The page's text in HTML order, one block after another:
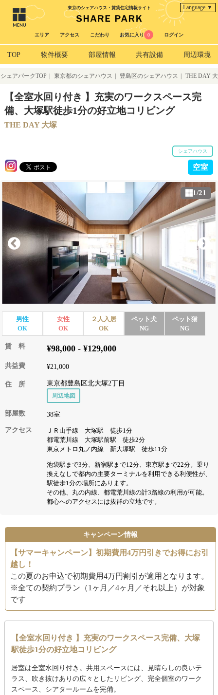
東京のシェアハウス・賃貸住宅情報サイト Language ▼
エリア アクセス こだわり お気に入り 0 ログイン
TOP 物件概要 部屋情報 共有設備 周辺環境
シェアパークTOP 東京都のシェアハウス 豊島区のシェアハウス THE DAY 大
塚
【全室水回り付き 】充実のワークスペース完
備、大塚駅徒歩1分の好立地コリビング
THE DAY 大塚
シェアハウス
空室
1/21
男性
OK
女性
OK
２人入居
OK
ペット犬
NG
ペット猫
NG
賃 料 ¥98,000 - ¥129,000
共益費 ¥21,000
住 所 東京都豊島区北大塚2丁目
周辺地図
部屋数 38室
アクセス
ＪＲ山手線 大塚駅 徒歩1分
都電荒川線 大塚駅前駅 徒歩2分
東京メトロ丸ノ内線 新大塚駅 徒歩11分
池袋駅まで3分、新宿駅まで12分、東京駅まで22分。乗り
換えなしで都内の主要ターミナルを利用できる利便性が、
駅徒歩1分の場所にあります。
その他、丸の内線、都電荒川線の計3路線の利用が可能。
都心へのアクセスには抜群の立地です。
キャンペーン情報
【サマーキャンペーン】初期費用4万円引きでお得にお引
越し！
この夏のお申込で初期費用4万円割引が適用となります。
※全ての契約プラン（1ヶ月／4ヶ月／それ以上）が対象
です
【全室水回り付き 】充実のワークスペース完備、大塚
駅徒歩1分の好立地コリビング
居室は全室水回り付き。共用スペースには、見晴らしの良いテ
ラス、吹き抜けありの広々としたリビング、完全個室のワーク
スペース、シアタールームを完備。